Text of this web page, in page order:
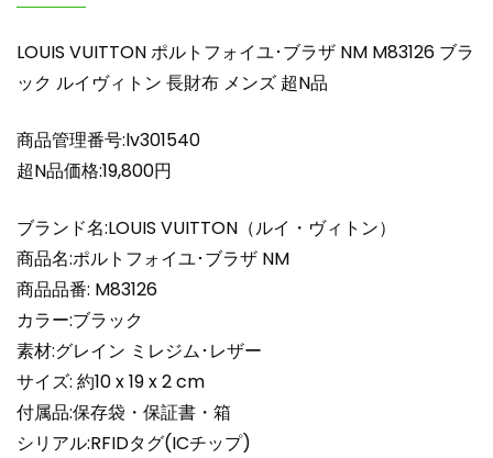
ッ
ル
イ
ィ
ト
長
財
布
メ
ン
ズ
超
N
品
LOUIS VUITTON ポルトフォイユ･ブラザ NM M83126 ブラ
ック ルイヴィトン 長財布 メンズ 超N品
商品管理番号:lv301540
超N品価格:19,800円
ブランド名:LOUIS VUITTON（ルイ・ヴィトン）
商品名:ポルトフォイユ･ブラザ NM
商品品番: M83126
カラー:ブラック
素材:グレイン ミレジム･レザー
サイズ: 約10 x 19 x 2 cm
付属品:保存袋・保証書・箱
シリアル:RFIDタグ(ICチップ)